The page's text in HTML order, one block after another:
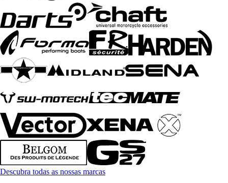
Descubra todas as nossas marcas